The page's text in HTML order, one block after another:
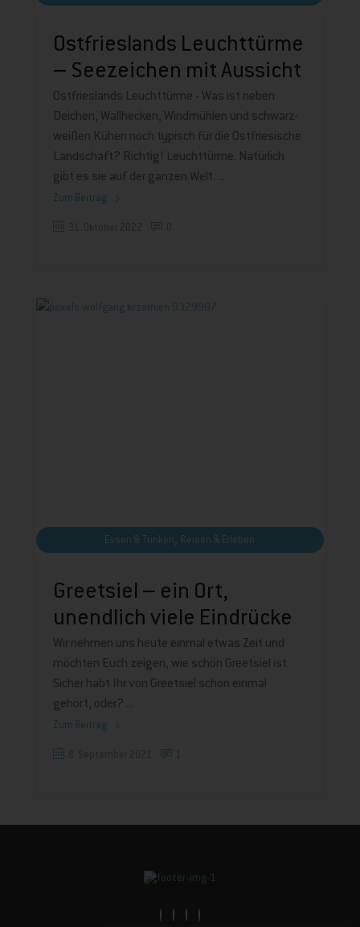
Ostfrieslands Leuchttürme
– Seezeichen mit Aussicht
Ostfrieslands Leuchttürme - Was ist neben
Deichen, Wallhecken, Windmühlen und schwarz-
weißen Kühen noch typisch für die Ostfriesische
Landschaft? Richtig! Leuchttürme. Natürlich
gibt es sie auf der ganzen Welt.
Zum Beitrag
Essen & Trinken, Reisen & Erleben
Greetsiel – ein Ort,
unendlich viele Eindrücke
Wir nehmen uns heute einmal etwas Zeit und
möchten Euch zeigen, wie schön Greetsiel ist.
Sicher habt Ihr von Greetsiel schon einmal
gehört, oder?
Zum Beitrag